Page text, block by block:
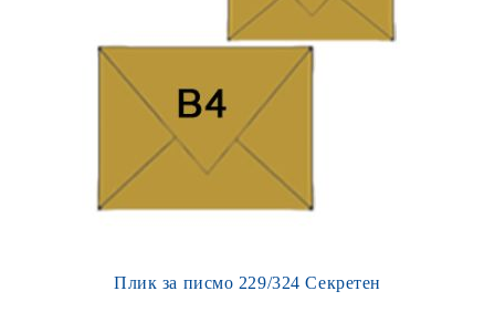
Плик за писмо 229/324 Секретен